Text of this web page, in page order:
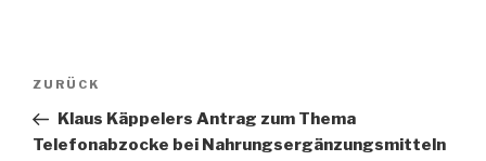
Beitragsnavigation
Vorheriger
Beitrag
ZURÜCK
Klaus Käppelers Antrag zum Thema
Telefonabzocke bei Nahrungsergänzungsmitteln